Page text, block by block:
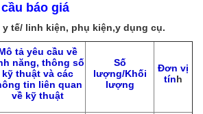
báo giá
y tế/ linh kiện, phụ kiện,y dụng cụ.
tả yêu cầu về
năng, thông số
kỹ thuật và các
tin liên quan
về kỹ thuật
Số
lượng/Khối
lượng
Đơn vị
tính